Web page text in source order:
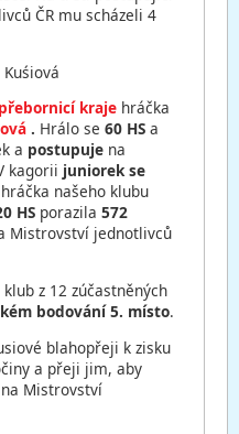
ČR mu scházeli 4
přebornicí kraje hráčka
. Hrálo se 60 HS a
a postupuje na
kagorii juniorek se
našeho klubu
HS porazila 572
Mistrovství jednotlivců
z 12 zúčastněných
bodování 5. místo.
blahopřeji k zisku
a přeji jim, aby
Mistrovství